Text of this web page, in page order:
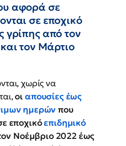
αφορά σε
σε εποχικό
γρίπης από τον
τον Μάρτιο
χωρίς να
οιαπουσίες έως
ημερώνπου
εποχικόεπιδημικό
Νοέμβριο 2022 έως